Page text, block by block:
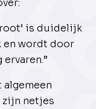
is duidelijk
en wordt door
algemeen
zijn netjes